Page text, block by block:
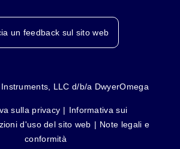
- 3.3VDC
DIO
MAX
un feedback sul sito web
LLC d/b/a DwyerOmega
sulla privacy
Informativa sui
d'uso del sito web
Note legali e
conformità